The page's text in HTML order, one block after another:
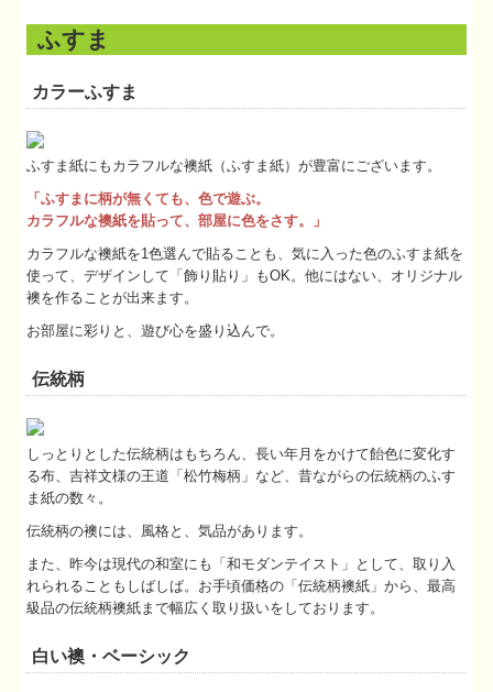
ふすま
カラーふすま
ふすま紙にもカラフルな襖紙（ふすま紙）が豊富にございます。
「ふすまに柄が無くても、色で遊ぶ。
カラフルな襖紙を貼って、部屋に色をさす。」
カラフルな襖紙を1色選んで貼ることも、気に入った色のふすま紙を
使って、デザインして「飾り貼り」もOK。他にはない、オリジナル
襖を作ることが出来ます。
お部屋に彩りと、遊び心を盛り込んで。
伝統柄
しっとりとした伝統柄はもちろん、長い年月をかけて飴色に変化す
る布、吉祥文様の王道「松竹梅柄」など、昔ながらの伝統柄のふす
ま紙の数々。
伝統柄の襖には、風格と、気品があります。
また、昨今は現代の和室にも「和モダンテイスト」として、取り入
れられることもしばしば。お手頃価格の「伝統柄襖紙」から、最高
級品の伝統柄襖紙まで幅広く取り扱いをしております。
白い襖・ベーシック